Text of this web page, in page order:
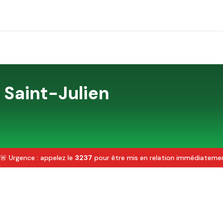
Saint-Julien
🚨 Urgence : appelez le 3237 pour être mis en relation